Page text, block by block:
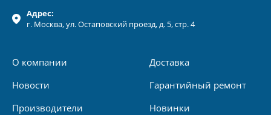
Адрес:
г. Москва, ул.Остаповский проезд, д. 5, стр. 4
О компании
Новости
Производители
Доставка
Гарантийный ремонт
Новинки